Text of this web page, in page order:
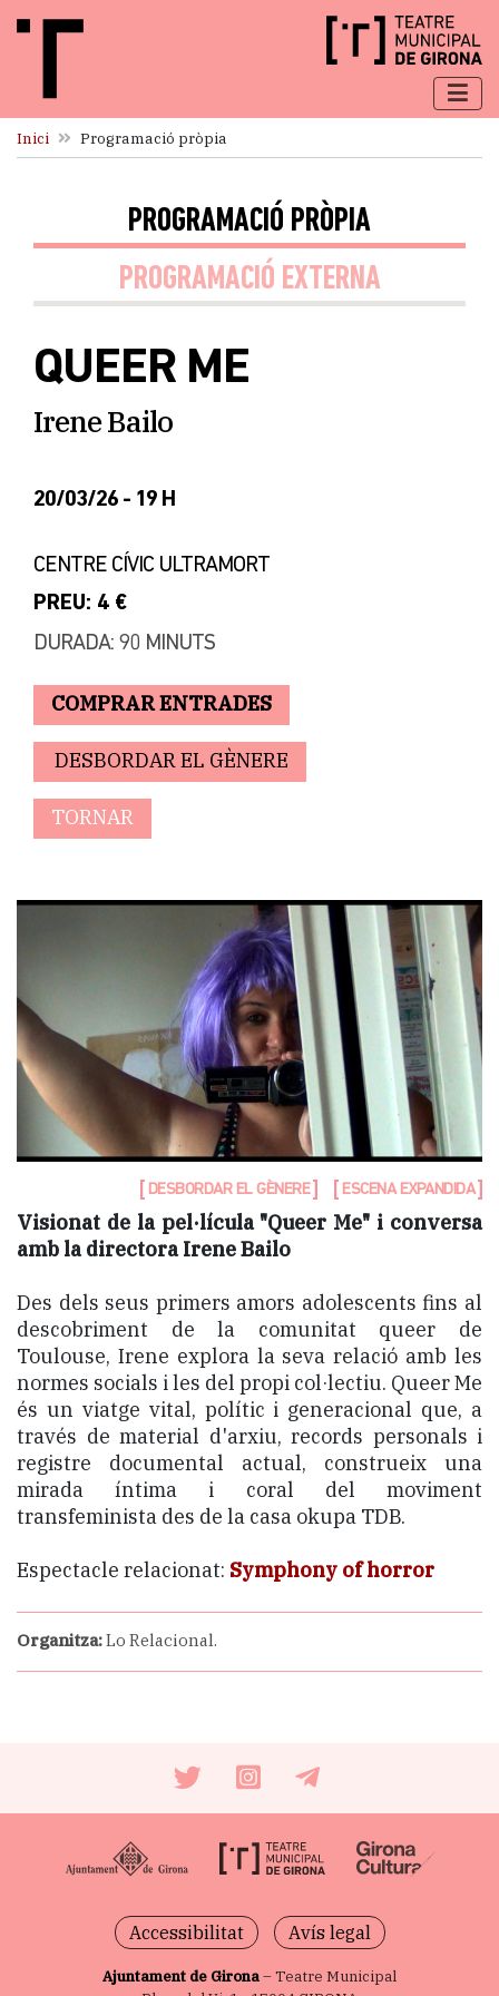
Inici Programació pròpia
PROGRAMACIÓ PRÒPIA
PROGRAMACIÓ EXTERNA
QUEER ME
Irene Bailo
20/03/26 - 19 H
CENTRE CÍVIC ULTRAMORT
PREU: 4 €
DURADA: 90 MINUTS
COMPRAR ENTRADES
DESBORDAR EL GÈNERE
TORNAR
DESBORDAR EL GÈNERE ESCENA EXPANDIDA
Visionat de la pel·lícula "Queer Me" i conversa
amb la directora Irene Bailo
Des dels seus primers amors adolescents fins al
descobriment de la comunitat queer de
Toulouse, Irene explora la seva relació amb les
normes socials i les del propi col·lectiu. Queer Me
és un viatge vital, polític i generacional que, a
través de material d'arxiu, records personals i
registre documental actual, construeix una
mirada íntima i coral del moviment
transfeminista des de la casa okupa TDB.
Espectacle relacionat: Symphony of horror
Organitza:Lo Relacional.
Accessibilitat Avís legal
Ajuntament de Girona– Teatre Municipal